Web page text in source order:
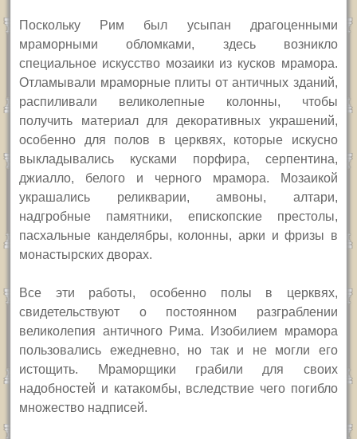
Поскольку Рим был усыпан драгоценными
мраморными обломками, здесь возникло
специальное искусство мозаики из кусков мрамора.
Отламывали мраморные плиты от античных зданий,
распиливали великолепные колонны, чтобы
получить материал для декоративных украшений,
особенно для полов в церквях, которые искусно
выкладывались кусками порфира, серпентина,
джиалло, белого и черного мрамора. Мозаикой
украшались реликварии, амвоны, алтари,
надгробные памятники, епископские престолы,
пасхальные канделябры, колонны, арки и фризы в
монастырских дворах.
Все эти работы, особенно полы в церквях,
свидетельствуют о постоянном разграблении
великолепия античного Рима. Изобилием мрамора
пользовались ежедневно, но так и не могли его
истощить. Мраморщики грабили для своих
надобностей и катакомбы, вследствие чего погибло
множество надписей.